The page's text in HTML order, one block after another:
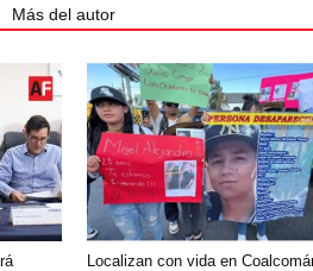
Más del autor
Localizan con vida en